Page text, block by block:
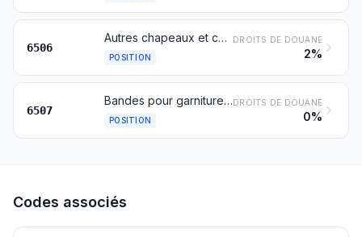
6506
Autres chapeaux et coiffures, même garnis
POSITION
DROITS DE DOUANE
2%
6507
Bandes pour garniture intérieure, coiffes, couvre-coiffures, carcasses, visières et jugulaires pour la chapellerie
POSITION
DROITS DE DOUANE
0%
Codes associés